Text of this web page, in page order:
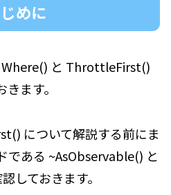
めに
Where() と ThrottleFirst()
ます。
について解説する前にま
である ~AsObservable() と
しておきます。